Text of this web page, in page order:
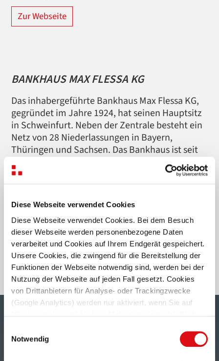
Diese Webseite verwendet Cookies
Diese Webseite verwendet Cookies. Bei dem Besuch
dieser Webseite werden personenbezogene Daten
verarbeitet und Cookies auf Ihrem Endgerät gespeichert.
Unsere Cookies, die zwingend für die Bereitstellung der
Funktionen der Webseite notwendig sind, werden bei der
Nutzung der Webseite auf jeden Fall gesetzt. Cookies
von Drittanbietern für Analyse- oder Trackingzwecke
(Google Analytics) werden nur aktiviert, wenn Sie auf
erfahren Sie in unserer
—
Notwendig
Zur Webseite
BANKHAUS MAX FLESSA KG
Das inhabergeführte Bankhaus Max Flessa KG,
gegründet im Jahre 1924, hat seinen Hauptsitz
in Schweinfurt. Neben der Zentrale besteht ein
Netz von 28 Niederlassungen in Bayern,
Thüringen und Sachsen. Das Bankhaus ist seit
Jahrzehnten zuverlässiger und erfahrener
Partner rund ums Geld: für Privatkunden,
Firmenkunden, Bauherren und institutionelle
Anleger.
Zur Webseite